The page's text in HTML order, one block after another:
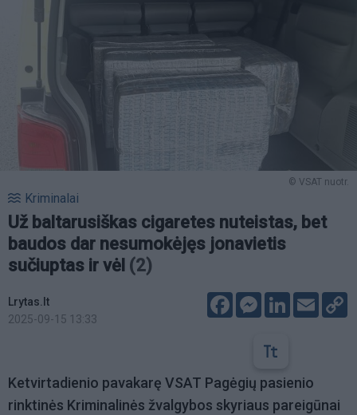
© VSAT nuotr.
Kriminalai
Už baltarusiškas cigaretes nuteistas, bet
baudos dar nesumokėjęs jonavietis
sučiuptas ir vėl (2)
Lrytas.lt
2025-09-15 13:33
FacebookMessenger
LinkedIn
Email
Ketvirtadienio pavakarę VSAT Pagėgių pasienio
rinktinės Kriminalinės žvalgybos skyriaus pareigūnai